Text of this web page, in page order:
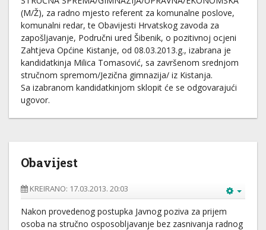
(M/Ž), za radno mjesto referent za komunalne poslove,
komunalni redar, te Obavijesti Hrvatskog zavoda za
zapošljavanje, Područni ured Šibenik, o pozitivnoj ocjeni
Zahtjeva Općine Kistanje, od 08.03.2013.g., izabrana je
kandidatkinja Milica Tomasović, sa završenom srednjom
stručnom spremom/Jezična gimnazija/ iz Kistanja.
Sa izabranom kandidatkinjom sklopit će se odgovarajući
ugovor.
Obavijest
KREIRANO: 17.03.2013. 20:03
Nakon provedenog postupka Javnog poziva za prijem
osoba na stručno osposobljavanje bez zasnivanja radnog